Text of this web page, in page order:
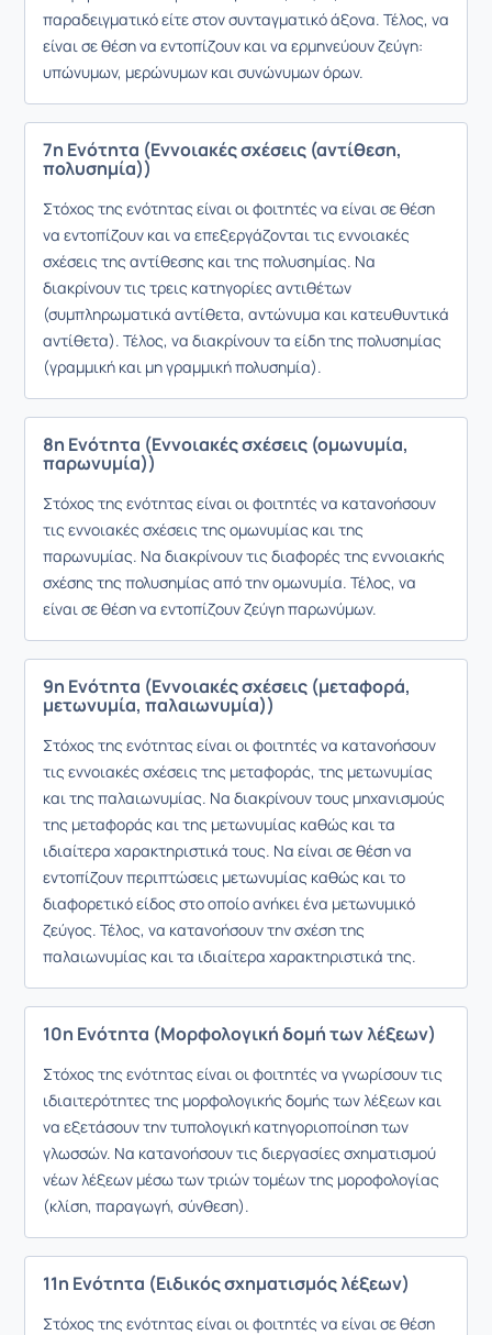
παραδειγματικό είτε στον συνταγματικό άξονα. Τέλος, να
είναι σε θέση να εντοπίζουν και να ερμηνεύουν ζεύγη:
υπώνυμων, μερώνυμων και συνώνυμων όρων.
7η Ενότητα (Εννοιακές σχέσεις (αντίθεση,
πολυσημία))
Στόχος της ενότητας είναι οι φοιτητές να είναι σε θέση
να εντοπίζουν και να επεξεργάζονται τις εννοιακές
σχέσεις της αντίθεσης και της πολυσημίας. Να
διακρίνουν τις τρεις κατηγορίες αντιθέτων
(συμπληρωματικά αντίθετα, αντώνυμα και κατευθυντικά
αντίθετα). Τέλος, να διακρίνουν τα είδη της πολυσημίας
(γραμμική και μη γραμμική πολυσημία).
8η Ενότητα (Εννοιακές σχέσεις (ομωνυμία,
παρωνυμία))
Στόχος της ενότητας είναι οι φοιτητές να κατανοήσουν
τις εννοιακές σχέσεις της ομωνυμίας και της
παρωνυμίας. Να διακρίνουν τις διαφορές της εννοιακής
σχέσης της πολυσημίας από την ομωνυμία. Τέλος, να
είναι σε θέση να εντοπίζουν ζεύγη παρωνύμων.
9η Ενότητα (Εννοιακές σχέσεις (μεταφορά,
μετωνυμία, παλαιωνυμία))
Στόχος της ενότητας είναι οι φοιτητές να κατανοήσουν
τις εννοιακές σχέσεις της μεταφοράς, της μετωνυμίας
και της παλαιωνυμίας. Να διακρίνουν τους μηχανισμούς
της μεταφοράς και της μετωνυμίας καθώς και τα
ιδιαίτερα χαρακτηριστικά τους. Να είναι σε θέση να
εντοπίζουν περιπτώσεις μετωνυμίας καθώς και το
διαφορετικό είδος στο οποίο ανήκει ένα μετωνυμικό
ζεύγος. Τέλος, να κατανοήσουν την σχέση της
παλαιωνυμίας και τα ιδιαίτερα χαρακτηριστικά της.
10η Ενότητα (Μορφολογική δομή των λέξεων)
Στόχος της ενότητας είναι οι φοιτητές να γνωρίσουν τις
ιδιαιτερότητες της μορφολογικής δομής των λέξεων και
να εξετάσουν την τυπολογική κατηγοριοποίηση των
γλωσσών. Να κατανοήσουν τις διεργασίες σχηματισμού
νέων λέξεων μέσω των τριών τομέων της μοροφολογίας
(κλίση, παραγωγή, σύνθεση).
11η Ενότητα (Ειδικός σχηματισμός λέξεων)
Στόχος της ενότητας είναι οι φοιτητές να είναι σε θέση